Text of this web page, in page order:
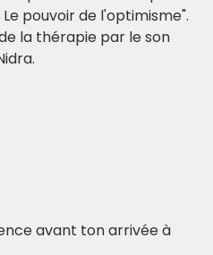
pouvoir de l'optimisme".
la thérapie par le son
avant ton arrivée à